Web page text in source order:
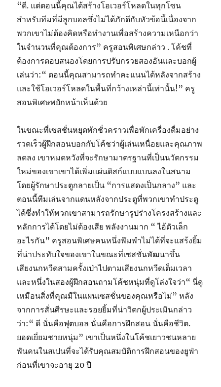
“ดี. แต่ตอนนี้คุณได้สร้างโอเวอร์โหลดในทุกโซน
สำหรับทีมที่มีลูกบอลซึ่งไม่ได้ภักดีกับหัวข้อนี้เนื่องจาก
พวกเขาไม่ต้องคิดหรือทำงานเพื่อสร้างความเหนือกว่า
ในจำนวนที่คุณต้องการ” ครูสอนพิเศษกล่าว . โค้ชที่
ต้องการตอบสนองโดยการปรับกรวยสองอันและบอกผู้
เล่นว่า:“ ตอนนี้คุณสามารถทำคะแนนได้หลังจากสร้าง
และใช้โอเวอร์โหลดในพื้นที่กว้างเหล่านี้เท่านั้น!” ครู
สอนพิเศษพยักหน้าเห็นด้วย
ในขณะที่เซสชั่นหยุดพักชั่วคราวเพื่อพักเครื่องดื่มอย่าง
รวดเร็วผู้ฝึกสอนบอกกับโค้ชว่าผู้เล่นเหนื่อยและคุณภาพ
ลดลง เขาหมดหวังที่จะรักษามาตรฐานที่เป็นนวัตกรรม
ใหม่ของเขาเขาได้เพิ่มแผ่นดิสก์แบบแบนลงในสนาม
โดยผู้รักษาประตูกลายเป็น “การแสดงเป็นกลาง” และ
ตอนนี้ทีมเล่นจากแดนหลังจากประตูที่พวกเขาทำประตู
ได้ซึ่งทำให้พวกเขาสามารถรักษารูปร่างโครงสร้างและ
หลักการได้โดยไม่ต้องเสีย พลังงานมาก “ ไอ้ตัวเล็ก
อะไรกัน” ครูสอนพิเศษคนหนึ่งพึมพำไม่ได้ที่จะแสร้งยิ้ม
ที่น่าประทับใจของเขาในขณะที่เซสชั่นพัฒนาขึ้น
เสียงนกหวีดสามครั้งเป่าไปตามเสียงนกหวีดเต็มเวลา
และหนึ่งในสองผู้ฝึกสอนถามโค้ชหนุ่มที่ดูโล่งใจว่า“ นี่ดู
เหมือนสิ่งที่คุณมีในแผนเซสชั่นของคุณหรือไม่” หลัง
จากการสั่นศีรษะและรอยยิ้มที่น่าวิตกผู้ประเมินกล่าว
ว่า:“ ดี นั่นคือฟุตบอล นั่นคือการฝึกสอน นั่นคือชีวิต.
ยอดเยี่ยมชายหนุ่ม” เขาเป็นหนึ่งในโค้ชเยาวชนหลาย
พันคนในสเปนที่จะได้รับคุณสมบัติการฝึกสอนของยูฟ่า
ก่อนที่เขาจะอายุ 20 ปี